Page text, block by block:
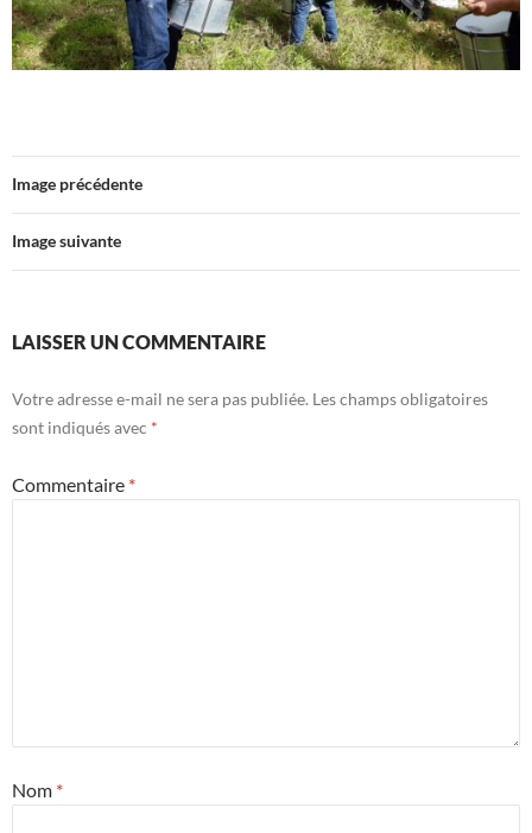
Image précédente
Image suivante
LAISSER UN COMMENTAIRE
Votre adresse e-mail ne sera pas publiée. Les champs obligatoires
sont indiqués avec *
Commentaire *
Nom *